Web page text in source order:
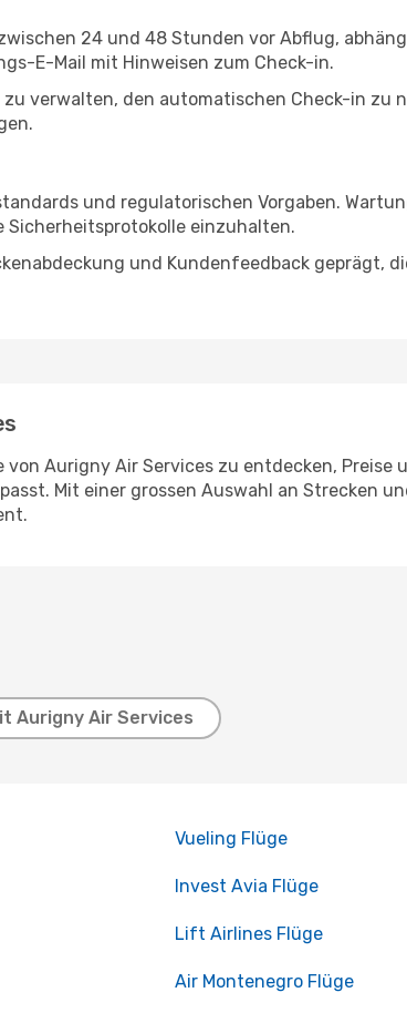
24 und 48 Stunden vor Abflug,
E-Mail mit Hinweisen zum Check-in.
verwalten, den automatischen Check-in zu
und regulatorischen Vorgaben.
einzuhalten.
und Kundenfeedback geprägt,
Aurigny Air Services zu entdecken, Preise
Mit einer grossen Auswahl an Strecken
Aurigny Air Services
Vueling Flüge
Invest Avia Flüge
Lift Airlines Flüge
Air Montenegro Flüge